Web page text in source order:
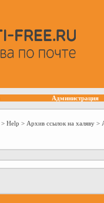
Администрация
> Help > Архив ссылок на халяву >